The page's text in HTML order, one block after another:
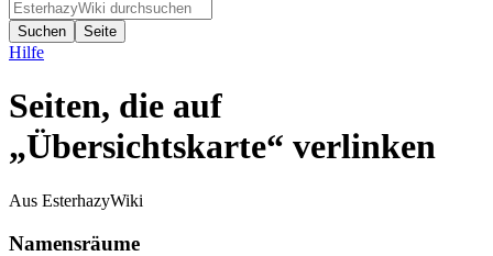
Hilfe
Seiten, die auf
„Übersichtskarte“ verlinken
Aus EsterhazyWiki
Namensräume